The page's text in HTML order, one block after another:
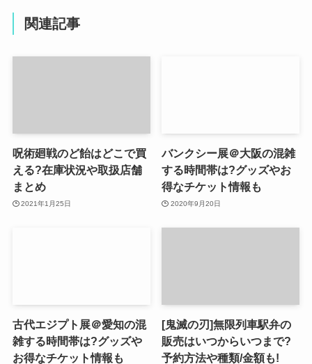
関連記事
呪術廻戦のど飴はどこで買
える?在庫状況や取扱店舗
まとめ
2021年1月25日
バンクシー展＠大阪の混雑
する時間帯は?グッズやお
得なチケット情報も
2020年9月20日
古代エジプト展＠愛知の混
雑する時間帯は?グッズや
お得なチケット情報も
[鬼滅の刃]無限列車駅弁の
販売はいつからいつまで?
予約方法や種類/金額も!